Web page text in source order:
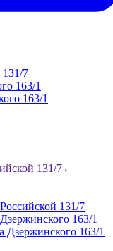
131/7
163/1
163/1
131/7
131/7
163/1
Дзержинского 163/1